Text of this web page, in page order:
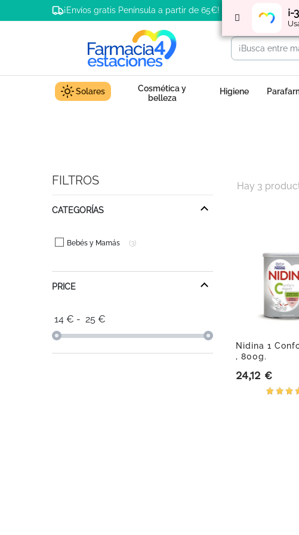
¡Envíos gratis Península a partir de 65€!
Solares
Cosmética y
belleza
Higiene
FILTROS
CATEGORÍAS
Bebés y Mamás 3
PRICE
14 € - 25 €
Hay 3
Nidina 1
, 800g.
Precio
24,12 €